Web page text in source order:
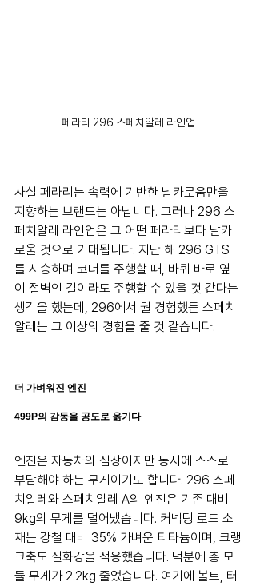
페라리 296 스페치알레 라인업
사실 페라리는 속력에 기반한 날카로움만을
지향하는 브랜드는 아닙니다. 그러나 296 스
페치알레 라인업은 그 어떤 페라리보다 날카
로울 것으로 기대됩니다. 지난 해 296 GTS
를 시승하며 코너를 주행할 때, 바퀴 바로 옆
이 절벽인 길이라도 주행할 수 있을 것 같다는
생각을 했는데, 296에서 뭘 경험했든 스페치
알레는 그 이상의 경험을 줄 것 같습니다.
더 가벼워진 엔진
499P의 감동을 공도로 옮기다
엔진은 자동차의 심장이지만 동시에 스스로
부담해야 하는 무게이기도 합니다. 296 스페
치알레와 스페치알레 A의 엔진은 기존 대비
9kg의 무게를 덜어냈습니다. 커넥팅 로드 소
재는 강철 대비 35% 가벼운 티타늄이며, 크랭
크축도 질화강을 적용했습니다. 덕분에 총 모
듈 무게가 2.2kg 줄었습니다. 여기에 볼트, 터